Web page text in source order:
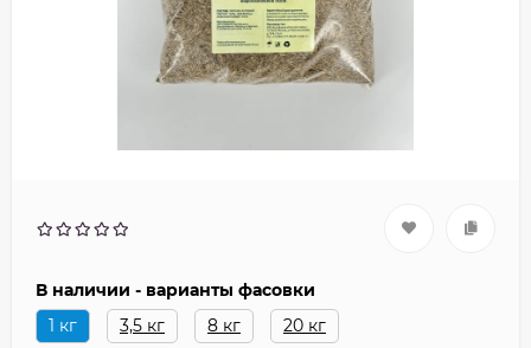
В наличии - варианты фасовки
1 кг
3,5 кг 8 кг 20 кг